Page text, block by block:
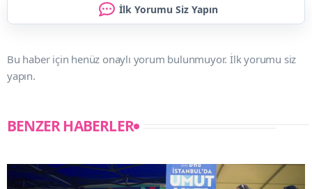
İlk Yorumu Siz Yapın
Bu haber için henüz onaylı yorum bulunmuyor. İlk yorumu siz
yapın.
BENZER HABERLER